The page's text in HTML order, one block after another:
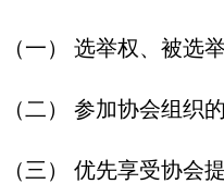
（一） 选举权、被选
（二） 参加协会组织
（三） 优先享受协会